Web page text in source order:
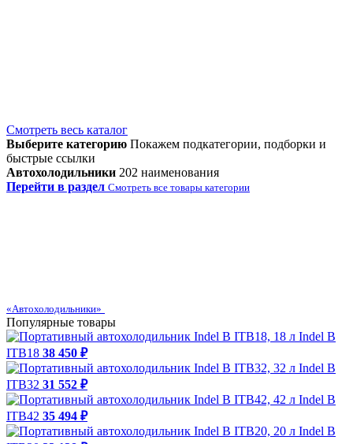
Смотреть весь каталог
Выберите категорию Покажем подкатегории, подборки и
быстрые ссылки
Автохолодильники 202 наименования
Перейти в раздел Смотреть все товары категории
«Автохолодильники»
Популярные товары
Indel B
ITB18 38 450 ₽
Indel B
ITB32 31 552 ₽
Indel B
ITB42 35 494 ₽
Indel B